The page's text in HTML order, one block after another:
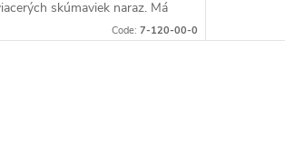
skúmaviek naraz. Má
rýchlosť dosahujúcu
Code:7-120-00-0